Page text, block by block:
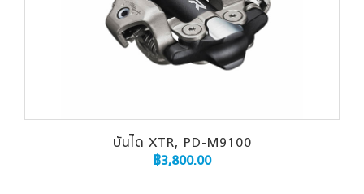
บันได XTR, PD-M9100
฿3,800.00